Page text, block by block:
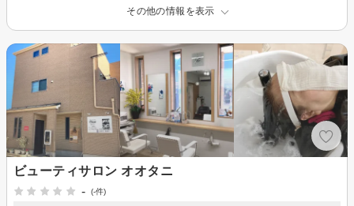
その他の情報を表示
ビューティサロン オオタニ
-
(-件)